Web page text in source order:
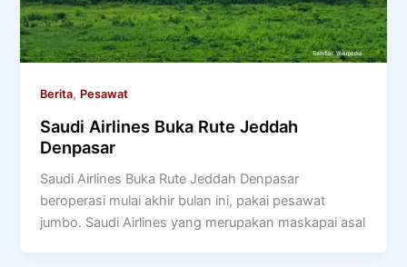
Berita, Pesawat
Saudi Airlines Buka Rute Jeddah
Denpasar
Saudi Airlines Buka Rute Jeddah Denpasar
beroperasi mulai akhir bulan ini, pakai pesawat
jumbo. Saudi Airlines yang merupakan maskapai asal